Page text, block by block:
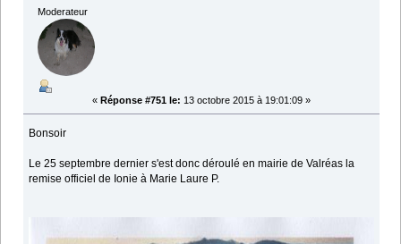
Moderateur
« Réponse #751 le: 13 octobre 2015 à 19:01:09 »
Bonsoir
Le 25 septembre dernier s'est donc déroulé en mairie de Valréas la
remise officiel de Ionie à Marie Laure P.